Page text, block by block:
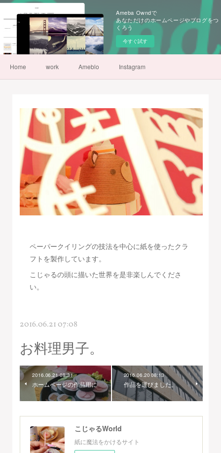
Ameba Owndで
あなただけのホームページやブログをつ
くろう
今すぐ試す
Home work Ameblo Instagram
ペーパークイリングの技法を中心に紙を使ったクラ
フトを製作しています。
こじゃるの頭に描いた世界を是非楽しんでくださ
い。
2016.06.21 07:08
お料理男子。
2016.06.21 08:31
ホームページの作品用に
2016.06.20 08:13
作品を運びました。
こじゃるWorld
紙に魔法をかけるサイト